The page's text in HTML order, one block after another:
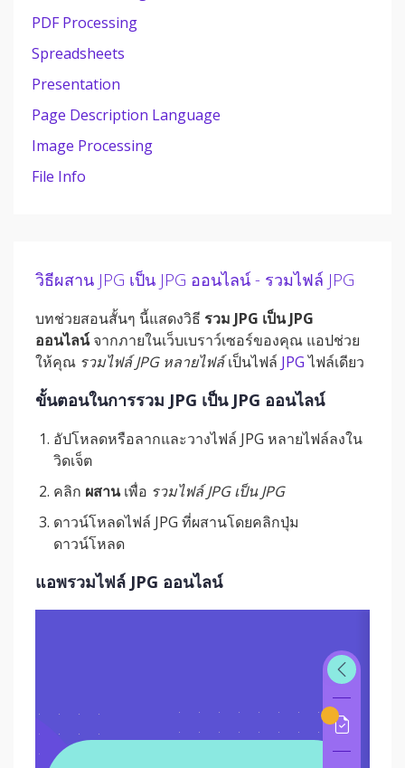
PDF Processing
Spreadsheets
Presentation
Page Description Language
Image Processing
File Info
วิธีผสาน JPG เป็น JPG ออนไลน์ - รวมไฟล์ JPG
บทช่วยสอนสั้นๆ นี้แสดงวิธี รวม JPG เป็น JPG
ออนไลน์จากภายในเว็บเบราว์เซอร์ของคุณ แอปช่วย
ให้คุณ รวมไฟล์ JPG หลายไฟล์เป็นไฟล์ JPGไฟล์เดียว
ขั้นตอนในการรวม JPG เป็น JPG ออนไลน์
อัปโหลดหรือลากและวางไฟล์ JPG หลายไฟล์ลงใน
วิดเจ็ต
คลิก ผสานเพื่อ รวมไฟล์ JPG เป็น JPG
ดาวน์โหลดไฟล์ JPG ที่ผสานโดยคลิกปุ่ม
ดาวน์โหลด
แอพรวมไฟล์ JPG ออนไลน์